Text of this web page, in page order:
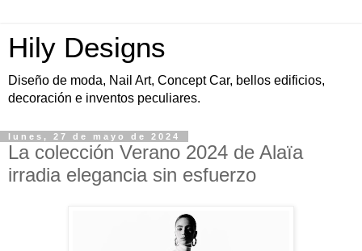
Hily Designs
Diseño de moda, Nail Art, Concept Car, bellos edificios,
decoración e inventos peculiares.
lunes, 27 de mayo de 2024
La colección Verano 2024 de Alaïa
irradia elegancia sin esfuerzo